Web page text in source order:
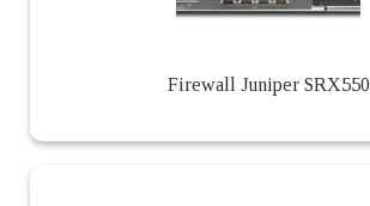
Firewall Juniper SRX550